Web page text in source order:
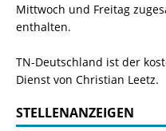
Mittwoch und Freitag
enthalten.
TN-Deutschland ist der
Dienst von Christian Leetz.
STELLENANZEIGEN